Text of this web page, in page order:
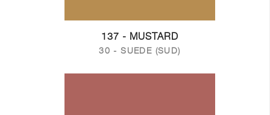
137 - MUSTARD
30 - SUEDE (SUD)